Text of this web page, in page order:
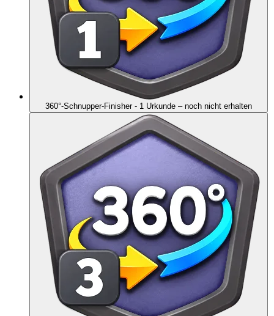
360°-Schnupper-Finisher - 1 Urkunde – noch nicht erhalten